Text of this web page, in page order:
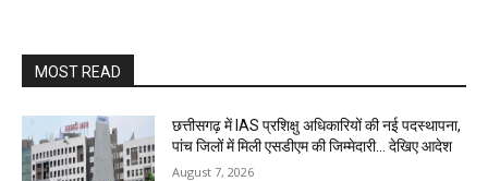
MOST READ
छत्तीसगढ़ में IAS प्रशिक्षु अधिकारियों की नई पदस्थापना,
पांच जिलों में मिली एसडीएम की जिम्मेदारी... देखिए आदेश
August 7, 2026